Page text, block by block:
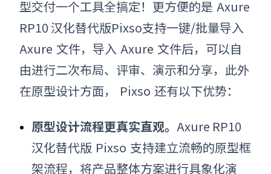
型交付一个工具全搞定！更方便的是 Axure
RP10汉化替代版Pixso支持一键/批量导入
Axure 文件，导入 Axure 文件后，可以自
由进行二次布局、评审、演示和分享，此外
在原型设计方面，
Pixso 还有以下优势：
原型设计流程更真实直观。 Axure RP10
汉化替代版 Pixso 支持建立流畅的原型框
架流程，将产品整体方案进行具象化演